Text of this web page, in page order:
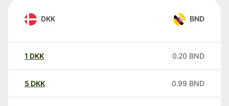
DKK BND
1 DKK 0.20 BND
5 DKK 0.99 BND